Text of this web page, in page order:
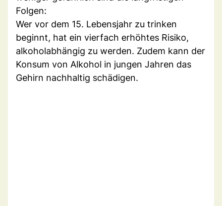
Folgen:
Wer vor dem 15. Lebensjahr zu trinken
beginnt, hat ein vierfach erhöhtes Risiko,
alkoholabhängig zu werden. Zudem kann der
Konsum von Alkohol in jungen Jahren das
Gehirn nachhaltig schädigen.